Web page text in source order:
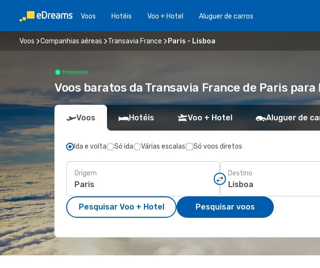
Voos Hotéis Voo + Hotel Aluguer de carros
Voos Companhias aéreas Transavia France Paris - Lisboa
Voos baratos da Transavia France de Paris para
Voos Hotéis Voo + Hotel Aluguer de
Ida e volta Só ida Várias escalas Só voos diretos
Origem Destino
Pesquisar Voo + Hotel Pesquisar voos